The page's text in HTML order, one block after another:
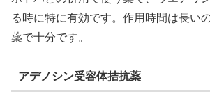
る時に特に有効です。作用時間は長い
薬で十分です。
アデノシン受容体拮抗薬